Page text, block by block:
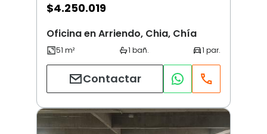
$4.250.019
Oficina en Arriendo, Chia, Chía
Contactar